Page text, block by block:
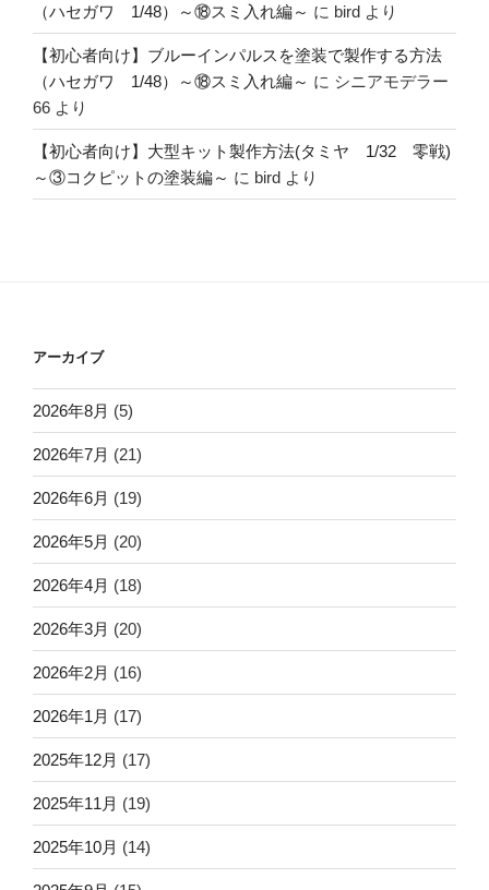
（ハセガワ 1/48）～⑱スミ入れ編～ に bird より
【初心者向け】ブルーインパルスを塗装で製作する方法
（ハセガワ 1/48）～⑱スミ入れ編～ に シニアモデラー
66 より
【初心者向け】大型キット製作方法(タミヤ 1/32 零戦)
～③コクピットの塗装編～ に bird より
アーカイブ
2026年8月 (5)
2026年7月 (21)
2026年6月 (19)
2026年5月 (20)
2026年4月 (18)
2026年3月 (20)
2026年2月 (16)
2026年1月 (17)
2025年12月 (17)
2025年11月 (19)
2025年10月 (14)